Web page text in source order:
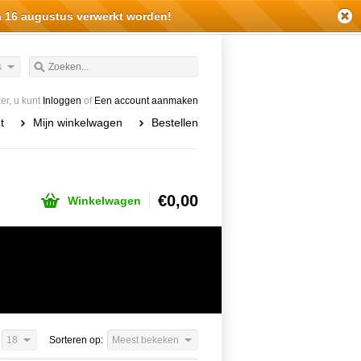
u kunt Inloggen of Een account aanmaken
Mijn winkelwagen Bestellen
Winkelwagen €0,00
Sorteren op: Meest bekeken
18
augustus verwerkt worden!